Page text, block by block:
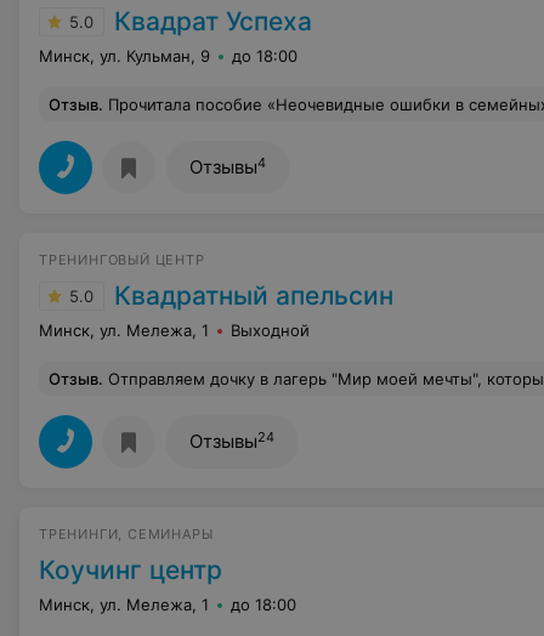
5.0 Квадрат Успеха
Минск, ул. Кульман, 9 до 18:00
Отзыв. Прочитала пособие «Неочевидные ошибки в семейных отношениях», очень рекомендую всем женщинам и мужчинам!!! Очень полезная книга, все понятно и
Отзывы4
ТРЕНИНГОВЫЙ ЦЕНТР
5.0 Квадратный апельсин
Минск, ул. Мележа, 1 Выходной
Отзыв. Отправляем дочку в лагерь "Мир моей мечты", который организует "квадратный апельсин". Ей очень нравиться, была уже несколько раз и каждый раз снова проситься
Отзывы24
ТРЕНИНГИ, СЕМИНАРЫ
Коучинг центр
Минск, ул. Мележа, 1 до 18:00